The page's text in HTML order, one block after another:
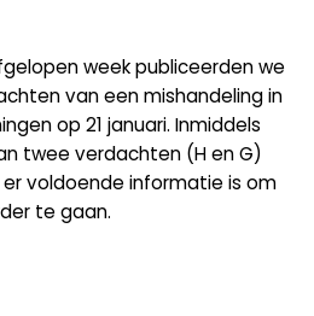
week publiceerden we
van een mishandeling in
op 21 januari. Inmiddels
twee verdachten (H en G)
voldoende informatie is om
te gaan.